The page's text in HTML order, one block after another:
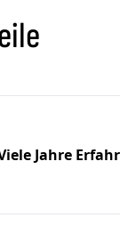
Jahre